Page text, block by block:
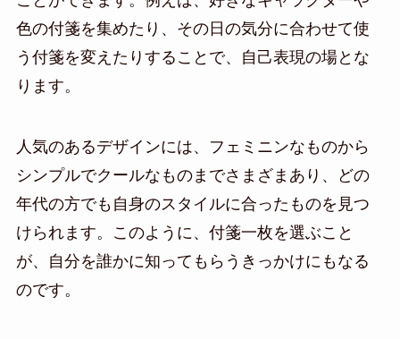
色の付箋を集めたり、その日の気分に合わせて使
う付箋を変えたりすることで、自己表現の場とな
ります。
人気のあるデザインには、フェミニンなものから
シンプルでクールなものまでさまざまあり、どの
年代の方でも自身のスタイルに合ったものを見つ
けられます。このように、付箋一枚を選ぶこと
が、自分を誰かに知ってもらうきっかけにもなる
のです。